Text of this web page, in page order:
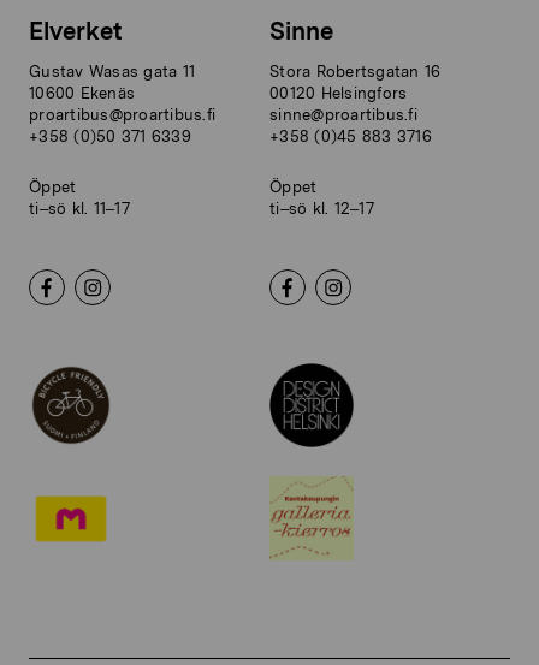
Elverket
Gustav Wasas gata 11
10600 Ekenäs
proartibus@proartibus.fi
+358 (0)50 371 6339
Öppet
ti–sö kl. 11–17
Sinne
Stora Robertsgatan 16
00120 Helsingfors
sinne@proartibus.fi
+358 (0)45 883 3716
Öppet
ti–sö kl. 12–17